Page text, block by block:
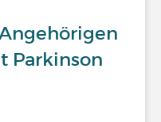
Parkinson